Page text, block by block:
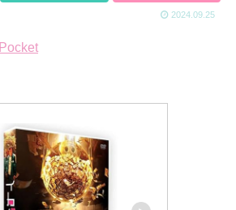
2024.09.25
Pocket